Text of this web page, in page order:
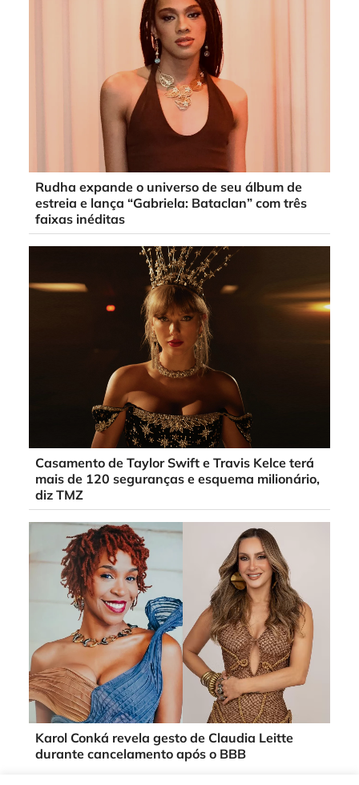
Rudha expande o universo de seu álbum de
estreia e lança “Gabriela: Bataclan” com três
faixas inéditas
Casamento de Taylor Swift e Travis Kelce terá
mais de 120 seguranças e esquema milionário,
diz TMZ
Karol Conká revela gesto de Claudia Leitte
durante cancelamento após o BBB